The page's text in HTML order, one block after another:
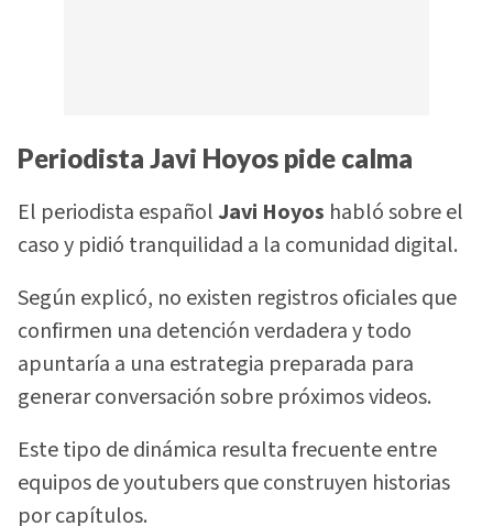
Periodista Javi Hoyos pide calma
El periodista españolJavi Hoyos habló sobre el
caso y pidió tranquilidad a la comunidad digital.
Según explicó, no existen registros oficiales que
confirmen una detención verdadera y todo
apuntaría a una estrategia preparada para
generar conversación sobre próximos videos.
Este tipo de dinámica resulta frecuente entre
equipos de youtubers que construyen historias
por capítulos.